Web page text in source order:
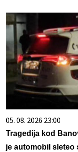
05. 08. 2026 23:00
Tragedija kod
je automobil sleteo